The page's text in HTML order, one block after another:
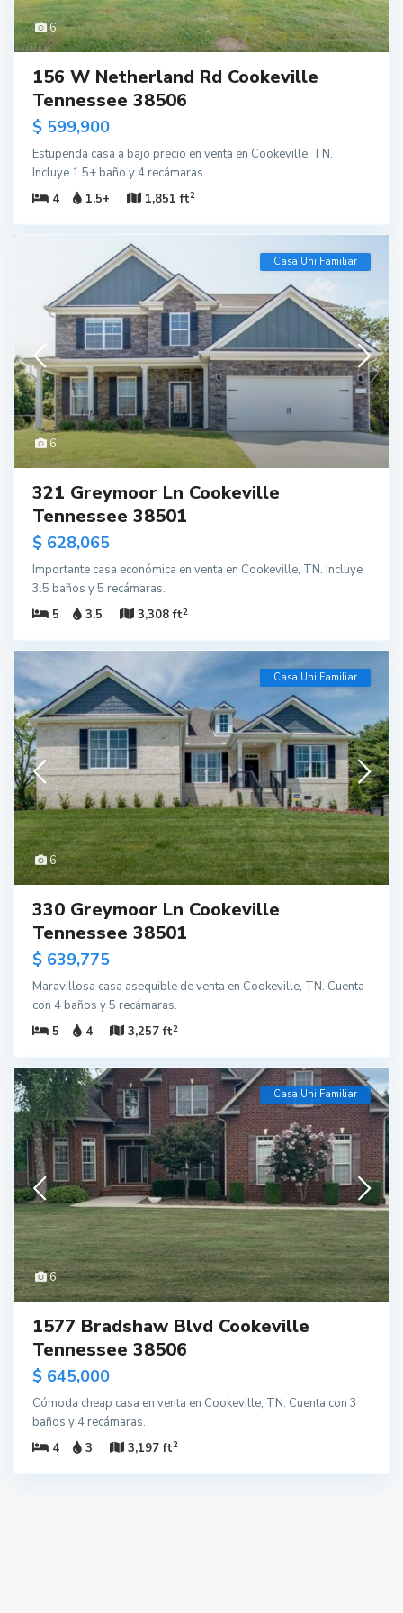
6
156 W Netherland Rd Cookeville
Tennessee 38506
$ 599,900
Estupenda casa a bajo precio en venta en Cookeville, TN.
Incluye 1.5+ baño y 4 recámaras.
4
1.5+ 1,851 ft2
6
Casa Uni Familiar
321 Greymoor Ln Cookeville
Tennessee 38501
$ 628,065
Importante casa económica en venta en Cookeville, TN. Incluye
3.5 baños y 5 recámaras.
5
3.5 3,308 ft2
6
Casa Uni Familiar
330 Greymoor Ln Cookeville
Tennessee 38501
$ 639,775
Maravillosa casa asequible de venta en Cookeville, TN. Cuenta
con 4 baños y 5 recámaras.
5
4 3,257 ft2
6
Casa Uni Familiar
1577 Bradshaw Blvd Cookeville
Tennessee 38506
$ 645,000
Cómoda cheap casa en venta en Cookeville, TN. Cuenta con 3
baños y 4 recámaras.
4
3 3,197 ft2